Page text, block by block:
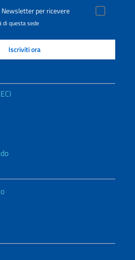
per ricevere
questa sede